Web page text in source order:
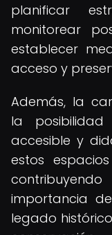
planificar
monitorear
establecer
acceso y
Además, la
la
accesible y
estos
importancia
legado